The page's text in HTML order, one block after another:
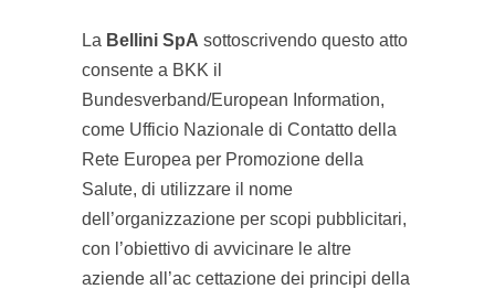
La Bellini SpA sottoscrivendo questo atto
consente a BKK il
Bundesverband/European Information,
come Ufficio Nazionale di Contatto della
Rete Europea per Promozione della
Salute, di utilizzare il nome
dell’organizzazione per scopi pubblicitari,
con l’obiettivo di avvicinare le altre
aziende all’ac cettazione dei principi della